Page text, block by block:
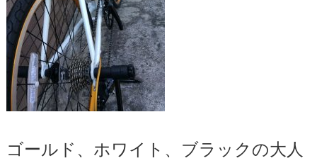
ゴールド、ホワイト、ブラックの大人